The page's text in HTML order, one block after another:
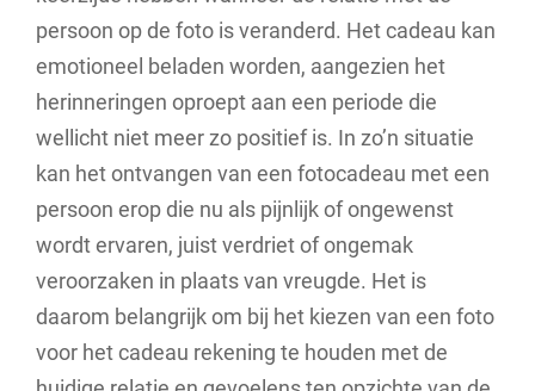
persoon op de foto is veranderd. Het cadeau kan
emotioneel beladen worden, aangezien het
herinneringen oproept aan een periode die
wellicht niet meer zo positief is. In zo’n situatie
kan het ontvangen van een fotocadeau met een
persoon erop die nu als pijnlijk of ongewenst
wordt ervaren, juist verdriet of ongemak
veroorzaken in plaats van vreugde. Het is
daarom belangrijk om bij het kiezen van een foto
voor het cadeau rekening te houden met de